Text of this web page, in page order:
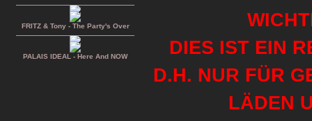
FRITZ & Tony - The Party's Over
PALAIS IDEAL - Here And NOW
DIES IST EIN
D.H. NUR FÜR
LÄDEN